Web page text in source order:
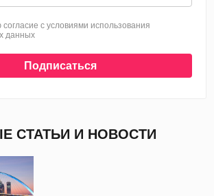
с условиями использования
данных
Подписаться
СТАТЬИ И НОВОСТИ